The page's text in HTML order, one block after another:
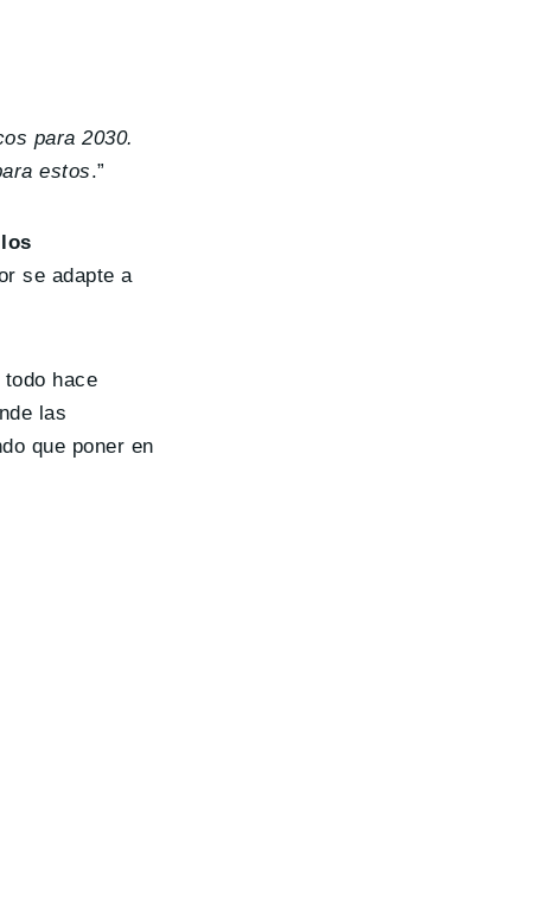
para 2030.
estos.”
se adapte a
hace
las
que poner en